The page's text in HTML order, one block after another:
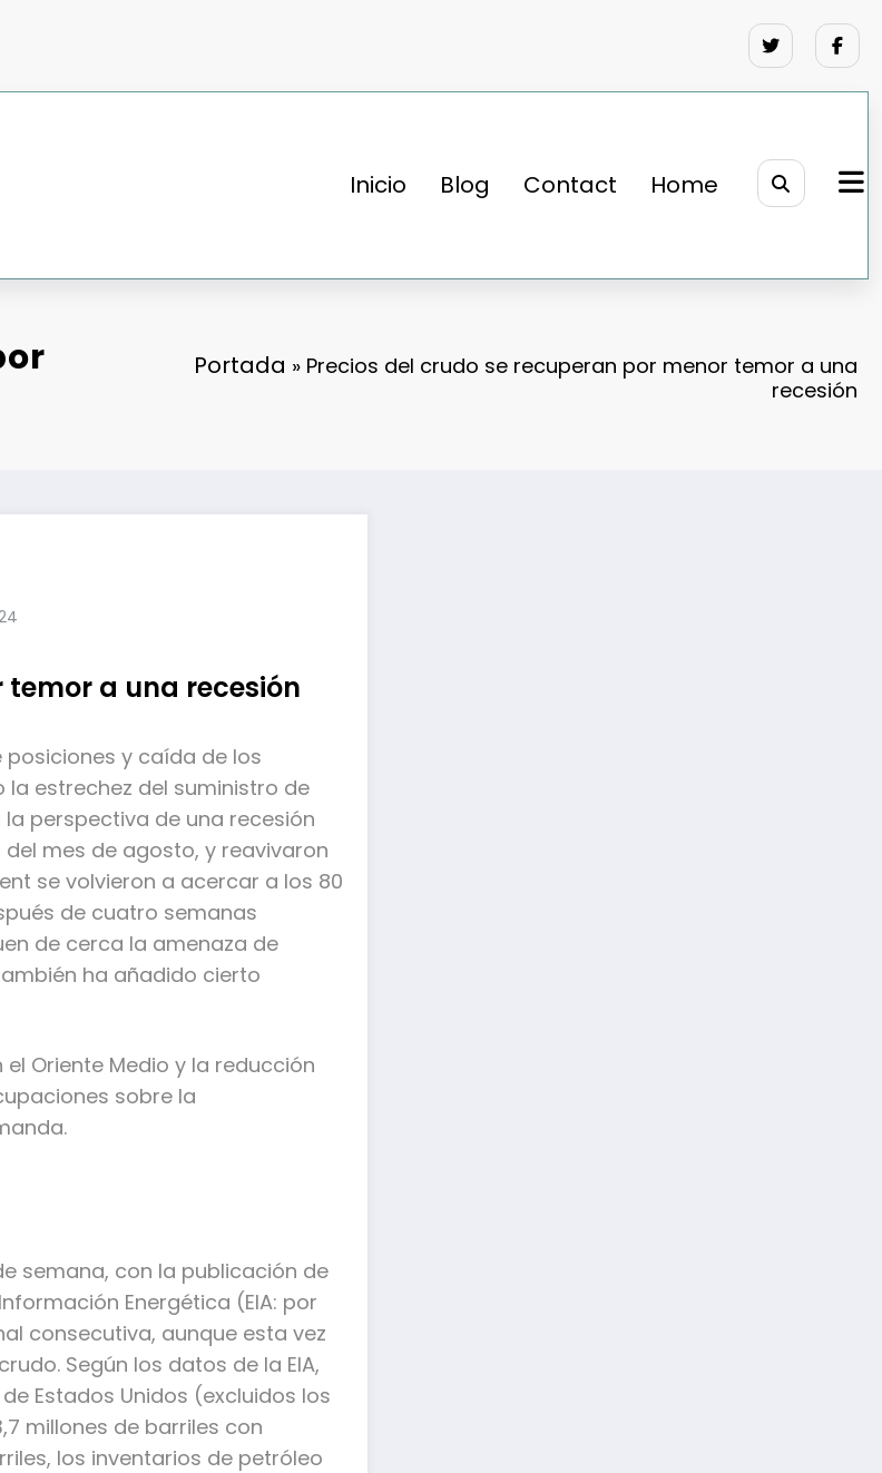
Inicio Blog Contact Home
Portada » Precios del crudo se recuperan por menor temor a una
recesión
a una recesión
y caída de los
estrechez del suministro de
perspectiva de una recesión
mes de agosto, y reavivaron
se volvieron a acercar a los 80
de cuatro semanas
de cerca la amenaza de
ha añadido cierto
Oriente Medio y la reducción
sobre la
semana, con la publicación de
Energética (EIA: por
consecutiva, aunque esta vez
Según los datos de la EIA,
Estados Unidos (excluidos los
millones de barriles con
los inventarios de petróleo